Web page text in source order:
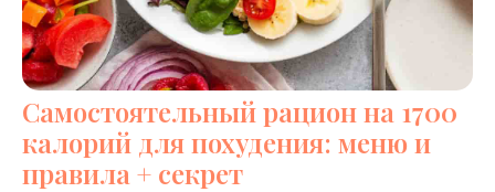
Самостоятельный рацион на 1700
калорий для похудения: меню и
правила + секрет